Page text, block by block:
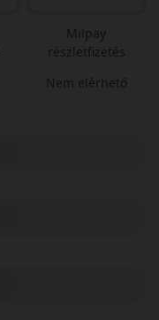
Milpay
részletfizetés
Nem elérhető